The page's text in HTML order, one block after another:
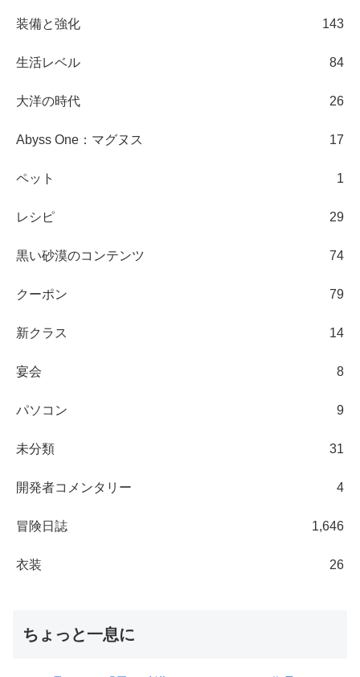
装備と強化 143
生活レベル 84
大洋の時代 26
Abyss One：マグヌス 17
ペット 1
レシピ 29
黒い砂漠のコンテンツ 74
クーポン 79
新クラス 14
宴会 8
パソコン 9
未分類 31
開発者コメンタリー 4
冒険日誌 1,646
衣装 26
ちょっと一息に